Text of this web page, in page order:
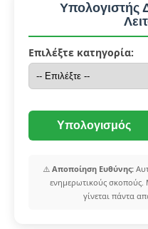
Υπολογιστής
Επιλέξτε κατηγορία:
Υπολογισμός
⚠️ Αποποίηση Ευθύνης:
ενημερωτικούς σκοπούς.
γίνεται πάντα